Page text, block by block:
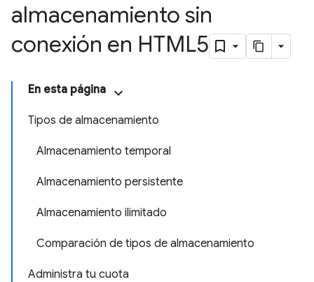
almacenamiento sin
conexión en HTML5
En esta página
Tipos de almacenamiento
Almacenamiento temporal
Almacenamiento persistente
Almacenamiento ilimitado
Comparación de tipos de almacenamiento
Administra tu cuota